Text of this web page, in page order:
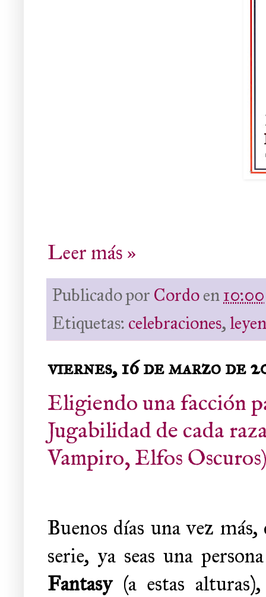
Leer más »
Publicado por Cordoen10:00
Etiquetas: celebraciones,
viernes, 16 de marzo de
Eligiendo una facción
Jugabilidad de cada
Vampiro, Elfos
Buenos días una vez
serie, ya seas una
Fantasy(a estas